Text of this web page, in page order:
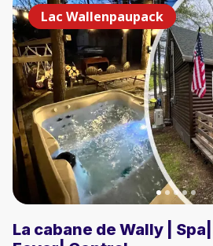
Lac Wallenpaupack
La cabane de Wally |